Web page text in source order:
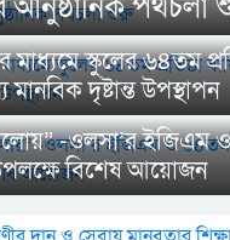
পথচলা
মাধ্যমে স্কুলের ৬৪তম
দৃষ্টান্ত উপস্থাপন
-ওলসা’র ইজিএম
উপলক্ষে বিশেষ আয়োজন